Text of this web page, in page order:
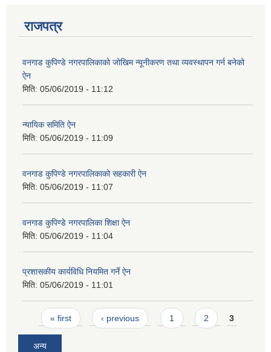
राजपत्र
वनगाड कुपिण्डे नगरपालिकाको जोखिम न्यूनीकरण तथा व्यवस्थापन गर्न बनेको
ऐन
मिति: 05/06/2019 - 11:12
न्यायिक समिति ऐन
मिति: 05/06/2019 - 11:09
वनगाड कुपिण्डे नगरपालिकाको सहकारी ऐन
मिति: 05/06/2019 - 11:07
वनगाड कुपिण्डे नगरपालिका शिक्षा ऐन
मिति: 05/06/2019 - 11:04
प्रशासकीय कार्यविधि नियमित गर्ने ऐन
मिति: 05/06/2019 - 11:01
Pages
« first ‹ previous 1 2 3
अन्य